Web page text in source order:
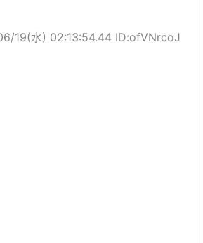
19(水) 02:13:54.44 ID:ofVNrcoJ